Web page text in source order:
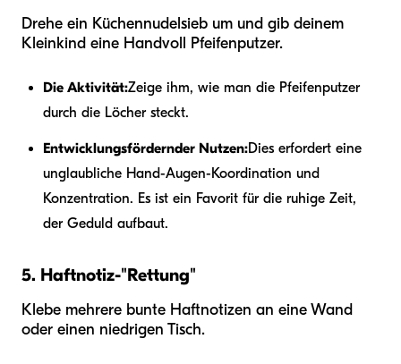
Drehe ein Küchennudelsieb um und gib deinem
Kleinkind eine Handvoll Pfeifenputzer.
Die Aktivität:Zeige ihm, wie man die Pfeifenputzer
durch die Löcher steckt.
Entwicklungsfördernder Nutzen:Dies erfordert eine
unglaubliche Hand-Augen-Koordination und
Konzentration. Es ist ein Favorit für die ruhige Zeit,
der Geduld aufbaut.
5. Haftnotiz-"Rettung"
Klebe mehrere bunte Haftnotizen an eine Wand
oder einen niedrigen Tisch.